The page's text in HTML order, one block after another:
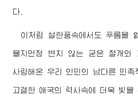
다.
이처럼 설한풍속에서도 푸름을
을지언정 변치 않는 굳은 절개와
사랑해온 우리 인민의 남다른 민족
고결한 애국의 력사속에 더욱 빛을